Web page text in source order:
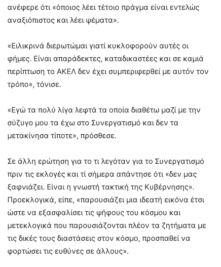
ανέφερε ότι «όποιος λέει τέτοιο πράγμα είναι εντελώς
αναξιόπιστος και λέει ψέματα».
«Ειλικρινά διερωτώμαι γιατί κυκλοφορούν αυτές οι
φήμες. Είναι απαράδεκτες, καταδικαστέες και σε καμιά
περίπτωση το ΑΚΕΛ δεν έχει συμπεριφερθεί με αυτόν τον
τρόπο», τόνισε.
«Εγώ τα πολύ λίγα λεφτά τα οποία διαθέτω μαζί με την
σύζυγο μου τα έχω στο Συνεργατισμό και δεν τα
μετακίνησα τίποτε», πρόσθεσε.
Σε άλλη ερώτηση για το τι λεγόταν για το Συνεργατισμό
πριν τις εκλογές και τί σήμερα απάντησε ότι «δεν μας
ξαφνιάζει. Είναι η γνωστή τακτική της Κυβέρνησης».
Προεκλογικά, είπε, «παρουσιάζει μια ιδεατή εικόνα έτσι
ώστε να εξασφαλίσει τις ψήφους του κόσμου και
μετεκλογικά που παρουσιάζονται πλέον τα ζητήματα με
τις δικές τους διαστάσεις στον κόσμο, προσπαθεί να
φορτώσει τις ευθύνες σε άλλους».